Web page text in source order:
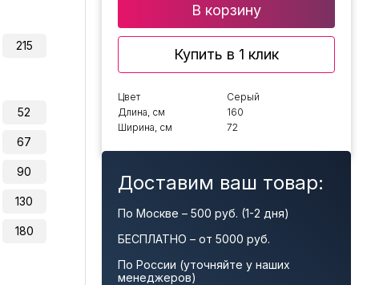
215
52
67
90
130
180
В корзину
Купить в 1 клик
Цвет
Серый
Длина, см
160
Ширина, см
72
Доставим ваш товар:
По Москве – 500 руб. (1-2 дня)
БЕСПЛАТНО – от 5000 руб.
По России (уточняйте у наших
менеджеров)